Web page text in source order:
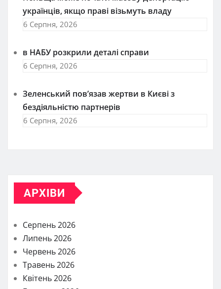
українців, якщо праві візьмуть владу
6 Серпня, 2026
в НАБУ розкрили деталі справи
6 Серпня, 2026
Зеленський пов’язав жертви в Києві з
бездіяльністю партнерів
6 Серпня, 2026
АРХІВИ
Серпень 2026
Липень 2026
Червень 2026
Травень 2026
Квітень 2026